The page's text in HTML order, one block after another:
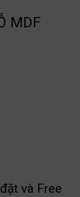
MDF
và Free